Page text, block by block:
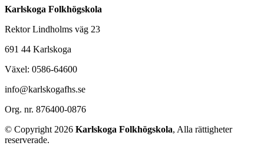
Karlskoga Folkhögskola
Rektor Lindholms väg 23
691 44 Karlskoga
Växel: 0586-64600
info@karlskogafhs.se
Org. nr. 876400-0876
© Copyright 2026 Karlskoga Folkhögskola, Alla rättigheter
reserverade.